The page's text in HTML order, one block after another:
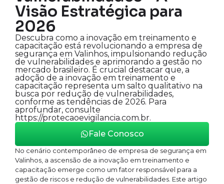
Visão Estratégica para
2026
Descubra como a inovação em treinamento e
capacitação está revolucionando a empresa de
segurança em Valinhos, impulsionando redução
de vulnerabilidades e aprimorando a gestão no
mercado brasileiro. É crucial destacar que, a
adoção de a inovação em treinamento e
capacitação representa um salto qualitativo na
busca por redução de vulnerabilidades,
conforme as tendências de 2026. Para
aprofundar, consulte
https://protecaoevigilancia.com.br.
Fale Conosco
No cenário contemporâneo de empresa de segurança em
Valinhos, a ascensão de a inovação em treinamento e
capacitação emerge como um fator responsável para a
gestão de riscos e redução de vulnerabilidades. Este artigo